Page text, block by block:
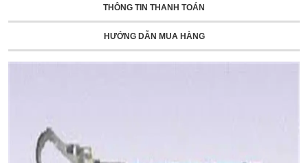
THÔNG TIN THANH TOÁN
HƯỚNG DẪN MUA HÀNG